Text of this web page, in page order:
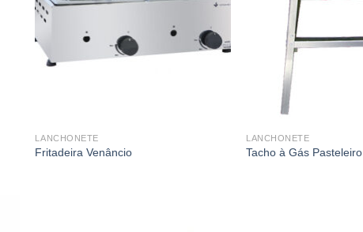
LANCHONETE
Fritadeira Venâncio
LANCHONETE
Tacho à Gás Pasteleiro